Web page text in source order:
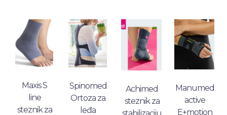
Maxis S
line
steznik za
Spinomed
Ortoza za
leđa
Achimed
steznik za
stabilizaciju
Manumed
active
E+motion